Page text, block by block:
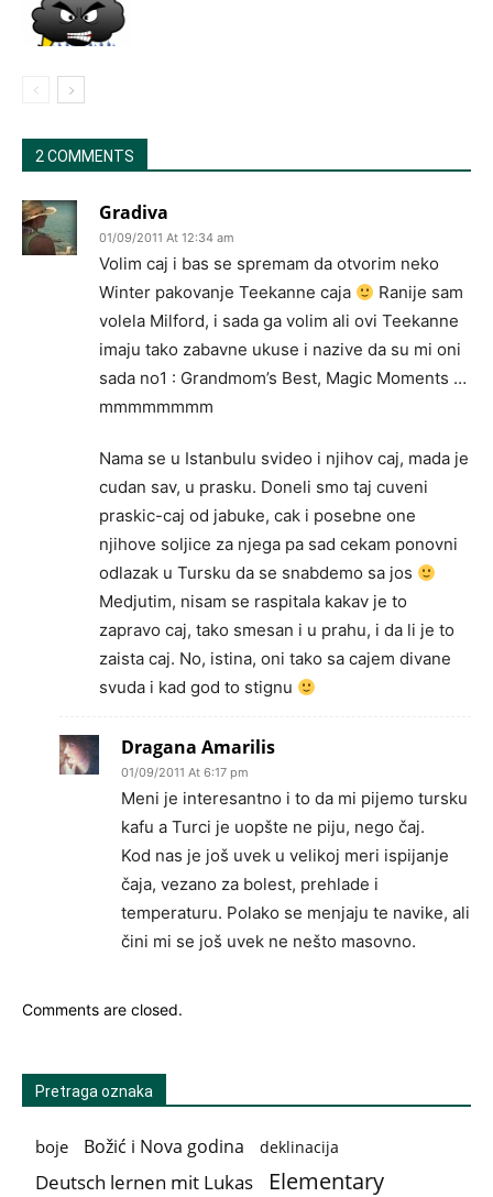
2 COMMENTS
Gradiva
01/09/2011 At 12:34 am
Volim caj i bas se spremam da otvorim neko
Winter pakovanje Teekanne caja
Ranije sam
volela Milford, i sada ga volim ali ovi Teekanne
imaju tako zabavne ukuse i nazive da su mi oni
sada no1 : Grandmom’s Best, Magic Moments …
mmmmmmmm
Nama se u Istanbulu svideo i njihov caj, mada je
cudan sav, u prasku. Doneli smo taj cuveni
praskic-caj od jabuke, cak i posebne one
njihove soljice za njega pa sad cekam ponovni
odlazak u Tursku da se snabdemo sa jos
Medjutim, nisam se raspitala kakav je to
zapravo caj, tako smesan i u prahu, i da li je to
zaista caj. No, istina, oni tako sa cajem divane
svuda i kad god to stignu
Dragana Amarilis
01/09/2011 At 6:17 pm
Meni je interesantno i to da mi pijemo tursku
kafu a Turci je uopšte ne piju, nego čaj.
Kod nas je još uvek u velikoj meri ispijanje
čaja, vezano za bolest, prehlade i
temperaturu. Polako se menjaju te navike, ali
čini mi se još uvek ne nešto masovno.
Comments are closed.
Pretraga oznaka
boje Božić i Nova godina deklinacija
Deutsch lernen mit Lukas Elementary